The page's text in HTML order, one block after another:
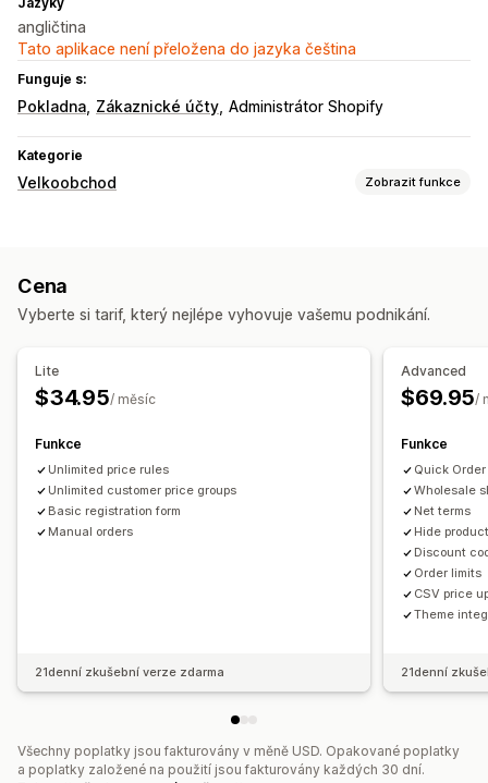
angličtina
Tato aplikace není přeložena do jazyka čeština
Funguje s:
Pokladna Zákaznické účty Administrátor Shopify
Kategorie
Velkoobchod Zobrazit funkce
Úrovňové oceňování
Splatnost Více měn
Registrační formulář
Řízení objednávek
Návrhy objednávek
Limity objednávek Viditelnost produktů
Cena
Vyberte si tarif, který nejlépe vyhovuje vašemu podnikání.
Lite
$34.95/ měsíc
Funkce
Unlimited price rules
Unlimited customer price groups
Basic registration form
Manual orders
21denní zkušební verze zdarma
Advanced
$69.95/
Funkce
Quick Order
Wholesale
Net terms
Hide
Discount
Order limits
CSV price
Theme
21denní
Všechny poplatky jsou fakturovány v měně USD. Opakované poplatky
a poplatky založené na použití jsou fakturovány každých 30 dní.